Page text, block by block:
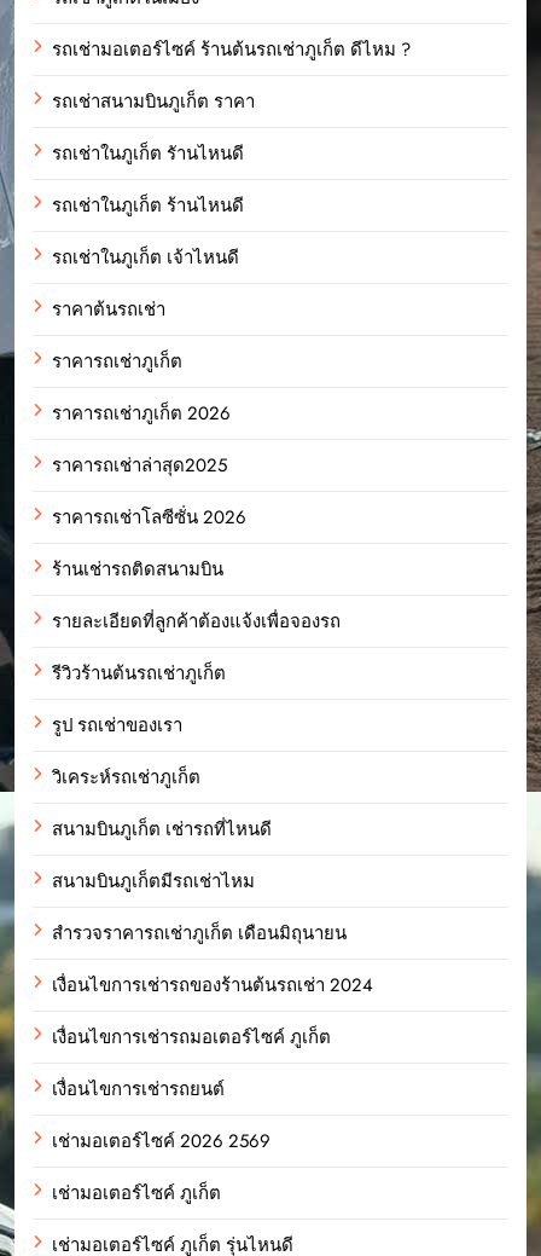
รถเช่ามอเตอร์ไซค์ ร้านต้นรถเช่าภูเก็ต ดีไหม ?
รถเช่าสนามบินภูเก็ต ราคา
รถเช่าในภูเก็ต รัานไหนดี
รถเช่าในภูเก็ต ร้านไหนดี
รถเช่าในภูเก็ต เจ้าไหนดี
ราคาต้นรถเช่า
ราคารถเช่าภูเก็ต
ราคารถเช่าภูเก็ต 2026
ราคารถเช่าล่าสุด2025
ราคารถเช่าโลซีซั่น 2026
ร้านเช่ารถติดสนามบิน
รายละเอียดที่ลูกค้าต้องแจ้งเพื่อจองรถ
รีวิวร้านต้นรถเช่าภูเก็ต
รูป รถเช่าของเรา
วิเคระห์รถเช่าภูเก็ต
สนามบินภูเก็ต เช่ารถที่ไหนดี
สนามบินภูเก็ตมีรถเช่าไหม
สำรวจราคารถเช่าภูเก็ต เดือนมิถุนายน
เงื่อนไขการเช่ารถของร้านต้นรถเช่า 2024
เงื่อนไขการเช่ารถมอเตอร์ไซค์ ภูเก็ต
เงื่อนไขการเช่ารถยนต์
เช่ามอเตอร์ไซค์ 2026 2569
เช่ามอเตอร์ไซค์ ภูเก็ต
เช่ามอเตอร์ไซค์ ภูเก็ต รุ่นไหนดี